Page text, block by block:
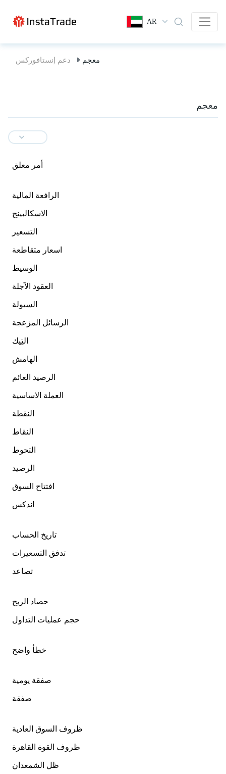
AR
دعم إنستافوركس معجم
معجم
أمر معلق
الرافعة المالية
الاسكالبينج
التسعير
اسعار متقاطعة
الوسيط
العقود الآجلة
السيولة
الرسائل المزعجة
التِيك
الهامش
الرصيد العائم
العملة الاساسية
النقطة
النقاط
التحوط
الرصيد
افتتاح السوق
اندكس
تاريخ الحساب
تدفق التسعيرات
تصاعد
حصاد الربح
حجم عمليات التداول
خطأ واضح
صفقة يومية
صفقة
ظروف السوق العادية
ظروف القوة القاهرة
ظل الشمعدان